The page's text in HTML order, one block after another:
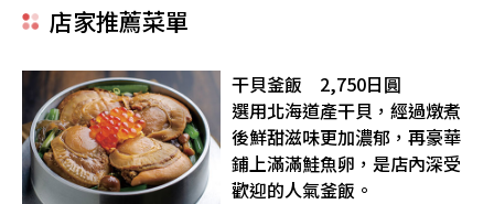
店家推薦菜單
干貝釜飯 2,750日圓
選用北海道產干貝，經過燉煮
後鮮甜滋味更加濃郁，再豪華
鋪上滿滿鮭魚卵，是店內深受
歡迎的人氣釜飯。